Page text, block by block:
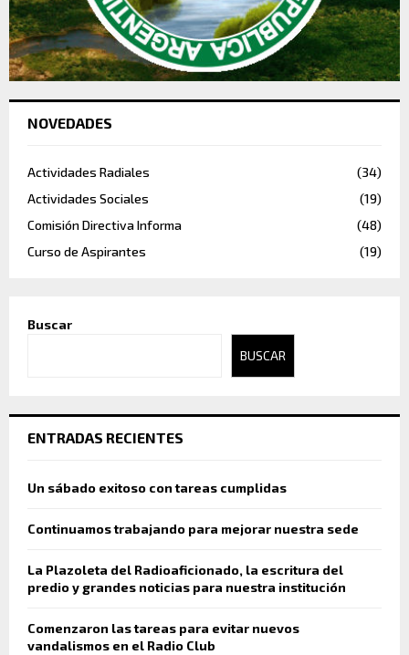
NOVEDADES
Actividades Radiales
(34)
Actividades Sociales
(19)
Comisión Directiva Informa
(48)
Curso de Aspirantes
(19)
Buscar
BUSCAR
ENTRADAS RECIENTES
Un sábado exitoso con tareas cumplidas
Continuamos trabajando para mejorar nuestra sede
La Plazoleta del Radioaficionado, la escritura del
predio y grandes noticias para nuestra institución
Comenzaron las tareas para evitar nuevos
vandalismos en el Radio Club